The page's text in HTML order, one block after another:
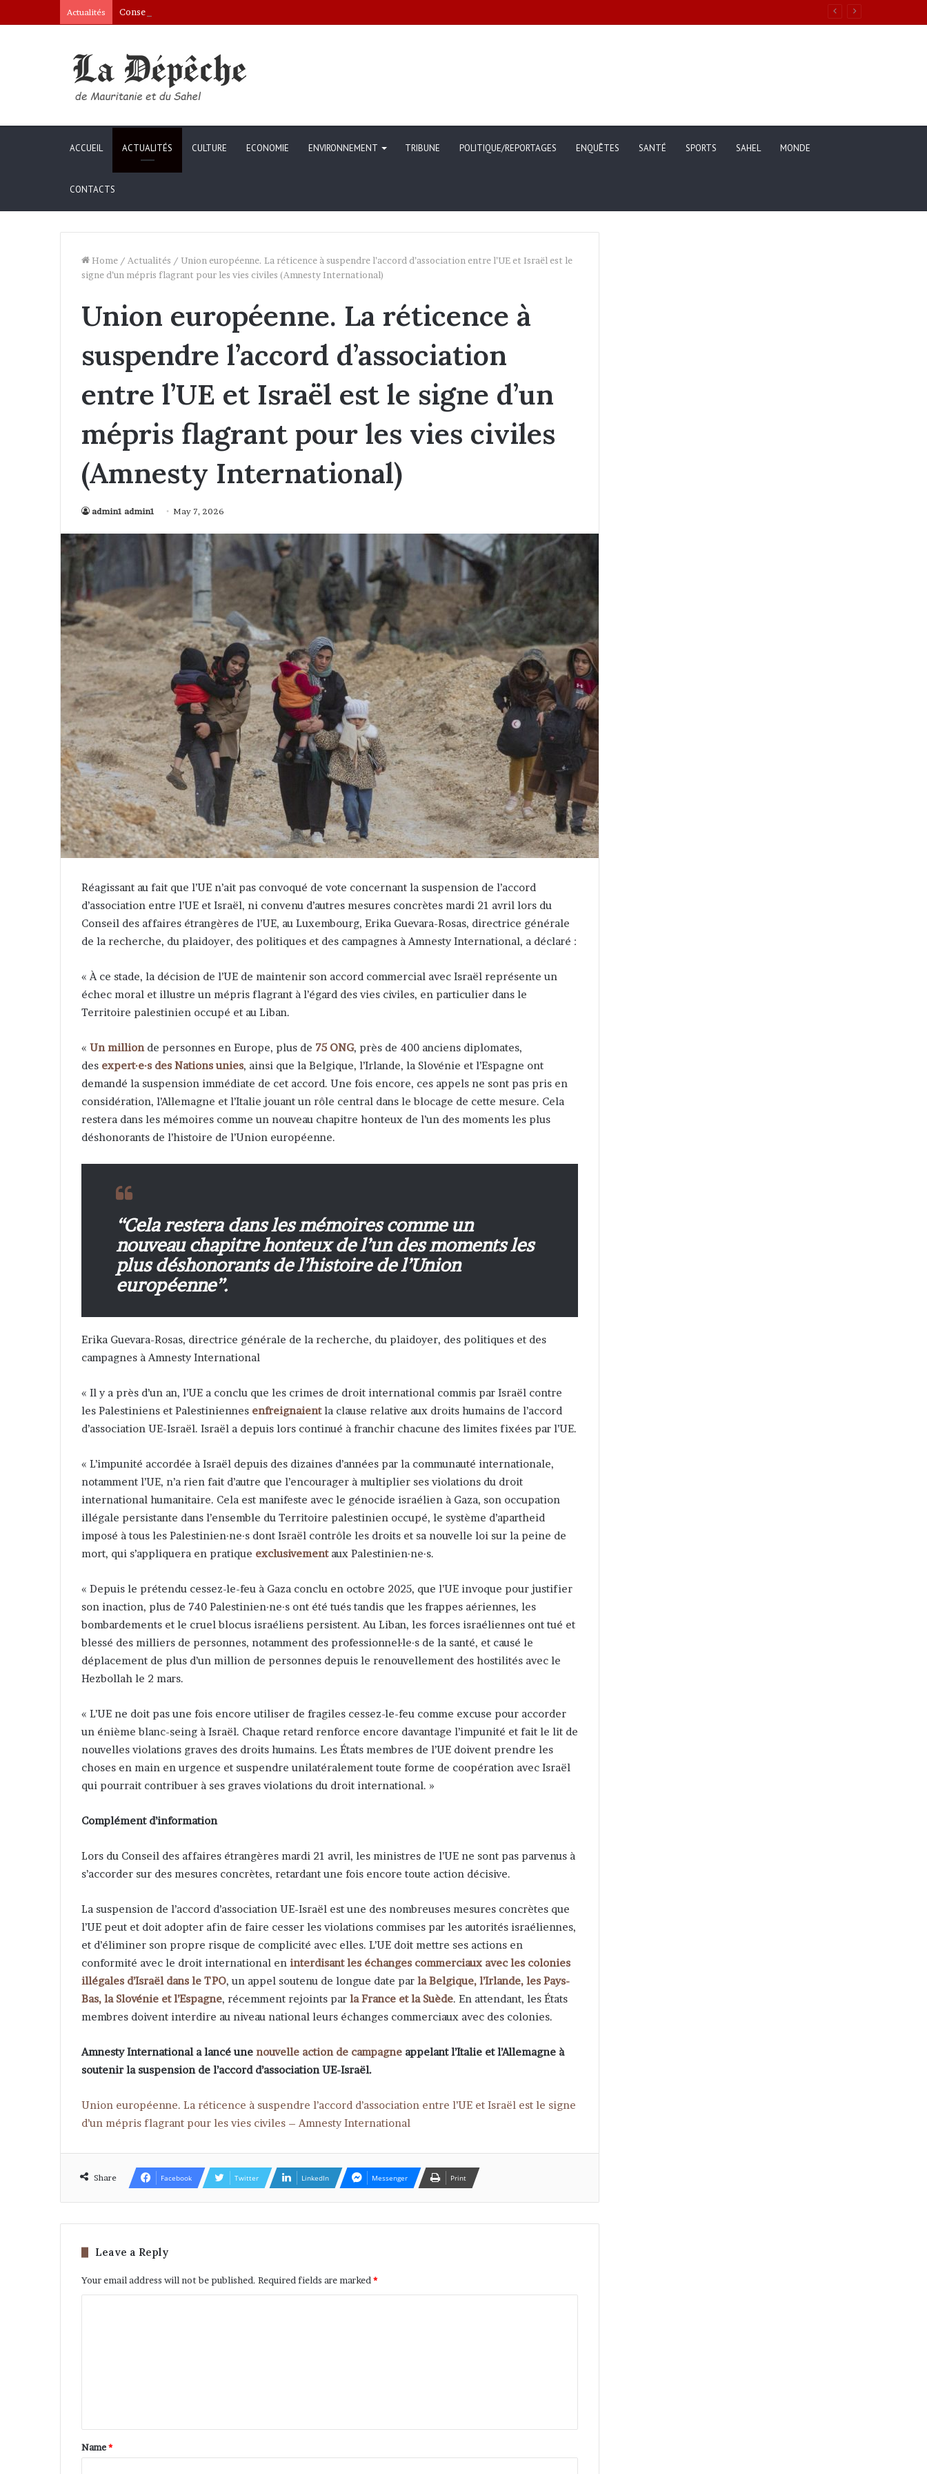
Actualités Conseil des ministres : présentation d’une communication sur l’évolution des indicateurs de pauvreté et des conditions de vie des ménages entre 2019 et 2025
ACCUEIL ACTUALITÉS CULTURE ECONOMIE ENVIRONNEMENT TRIBUNE POLITIQUE/REPORTAGES ENQUÊTES SANTÉ SPORTS SAHEL MONDE
CONTACTS
Home / Actualités / Union européenne. La réticence à suspendre l’accord d’association entre l’UE et Israël est le
signe d’un mépris flagrant pour les vies civiles (Amnesty International)
Union européenne. La réticence à
suspendre l’accord d’association
entre l’UE et Israël est le signe d’un
mépris flagrant pour les vies civiles
(Amnesty International)
admin1 admin1 May 7, 2026
Réagissant au fait que l’UE n’ait pas convoqué de vote concernant la suspension de l’accord
d’association entre l’UE et Israël, ni convenu d’autres mesures concrètes mardi 21 avril lors du
Conseil des affaires étrangères de l’UE, au Luxembourg, Erika Guevara-Rosas, directrice générale
de la recherche, du plaidoyer, des politiques et des campagnes à Amnesty International, a déclaré :
« À ce stade, la décision de l’UE de maintenir son accord commercial avec Israël représente un
échec moral et illustre un mépris flagrant à l’égard des vies civiles, en particulier dans le
Territoire palestinien occupé et au Liban.
« Un millionde personnes en Europe, plus de 75 ONG, près de 400 anciens diplomates,
des expert·e·s des Nations unies, ainsi que la Belgique, l’Irlande, la Slovénie et l’Espagne ont
demandé la suspension immédiate de cet accord. Une fois encore, ces appels ne sont pas pris en
considération, l’Allemagne et l’Italie jouant un rôle central dans le blocage de cette mesure. Cela
restera dans les mémoires comme un nouveau chapitre honteux de l’un des moments les plus
déshonorants de l’histoire de l’Union européenne.
“Cela restera dans les mémoires comme un
nouveau chapitre honteux de l’un des moments les
plus déshonorants de l’histoire de l’Union
européenne”.
Erika Guevara-Rosas, directrice générale de la recherche, du plaidoyer, des politiques et des
campagnes à Amnesty International
« Il y a près d’un an, l’UE a conclu que les crimes de droit international commis par Israël contre
les Palestiniens et Palestiniennes enfreignaientla clause relative aux droits humains de l’accord
d’association UE-Israël. Israël a depuis lors continué à franchir chacune des limites fixées par l’UE.
« L’impunité accordée à Israël depuis des dizaines d’années par la communauté internationale,
notamment l’UE, n’a rien fait d’autre que l’encourager à multiplier ses violations du droit
international humanitaire. Cela est manifeste avec le génocide israélien à Gaza, son occupation
illégale persistante dans l’ensemble du Territoire palestinien occupé, le système d’apartheid
imposé à tous les Palestinien·ne·s dont Israël contrôle les droits et sa nouvelle loi sur la peine de
mort, qui s’appliquera en pratique exclusivementaux Palestinien·ne·s.
« Depuis le prétendu cessez-le-feu à Gaza conclu en octobre 2025, que l’UE invoque pour justifier
son inaction, plus de 740 Palestinien·ne·s ont été tués tandis que les frappes aériennes, les
bombardements et le cruel blocus israéliens persistent. Au Liban, les forces israéliennes ont tué et
blessé des milliers de personnes, notamment des professionnel·le·s de la santé, et causé le
déplacement de plus d’un million de personnes depuis le renouvellement des hostilités avec le
Hezbollah le 2 mars.
« L’UE ne doit pas une fois encore utiliser de fragiles cessez-le-feu comme excuse pour accorder
un énième blanc-seing à Israël. Chaque retard renforce encore davantage l’impunité et fait le lit de
nouvelles violations graves des droits humains. Les États membres de l’UE doivent prendre les
choses en main en urgence et suspendre unilatéralement toute forme de coopération avec Israël
qui pourrait contribuer à ses graves violations du droit international. »
Complément d’information
Lors du Conseil des affaires étrangères mardi 21 avril, les ministres de l’UE ne sont pas parvenus à
s’accorder sur des mesures concrètes, retardant une fois encore toute action décisive.
La suspension de l’accord d’association UE-Israël est une des nombreuses mesures concrètes que
l’UE peut et doit adopter afin de faire cesser les violations commises par les autorités israéliennes,
et d’éliminer son propre risque de complicité avec elles. L’UE doit mettre ses actions en
conformité avec le droit international en interdisant les échanges commerciaux avec les colonies
illégales d’Israël dans le TPO, un appel soutenu de longue date par la Belgique, l’Irlande, les Pays-
Bas, la Slovénie et l’Espagne, récemment rejoints par la France et la Suède. En attendant, les États
membres doivent interdire au niveau national leurs échanges commerciaux avec des colonies.
Amnesty International a lancé une nouvelle action de campagne appelant l’Italie et l’Allemagne à
soutenir la suspension de l’accord d’association UE-Israël.
Union européenne. La réticence à suspendre l’accord d’association entre l’UE et Israël est le signe
d’un mépris flagrant pour les vies civiles – Amnesty International
Share Facebook Twitter LinkedIn Messenger Print
Leave a Reply
Your email address will not be published. Required fields are marked *
Name*